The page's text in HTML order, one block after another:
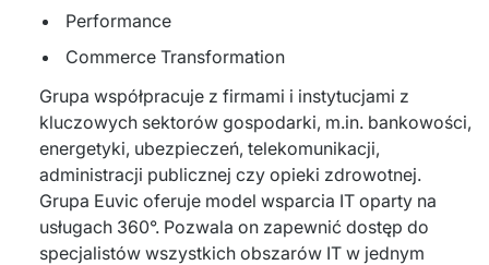
Produkty z obszaru Przemysł 4.0
IT Service Management - ITSM
Systemy wspomagania decyzji (DSS)
Marketplace
Systemy Zarządzania Treścią (CMS)
Performance
Commerce Transformation
Grupa współpracuje z firmami i instytucjami z
kluczowych sektorów gospodarki, m.in. bankowości,
energetyki, ubezpieczeń, telekomunikacji,
administracji publicznej czy opieki zdrowotnej.
Grupa Euvic oferuje model wsparcia IT oparty na
usługach 360°. Pozwala on zapewnić dostęp do
specjalistów wszystkich obszarów IT w jednym